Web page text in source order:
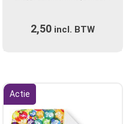
variaties.
op
2,50 incl. BTW
Actie